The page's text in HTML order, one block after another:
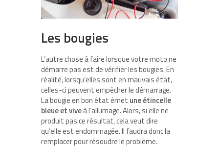
Les bougies
L’autre chose à faire lorsque votre moto ne
démarre pas est de vérifier les bougies. En
réalité, lorsqu’elles sont en mauvais état,
celles-ci peuvent empêcher le démarrage.
La bougie en bon état émet une étincelle
bleue et viveà l’allumage. Alors, si elle ne
produit pas ce résultat, cela veut dire
qu’elle est endommagée. Il faudra donc la
remplacer pour résoudre le problème.